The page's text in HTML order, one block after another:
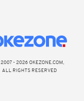
- 2026 OKEZONE.COM,
ALL RIGHTS RESERVED